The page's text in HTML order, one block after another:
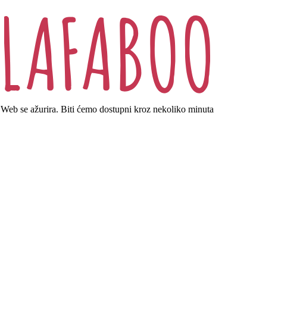
Web se ažurira. Biti ćemo dostupni kroz nekoliko minuta